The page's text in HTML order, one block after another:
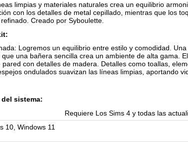
limpias y materiales naturales crea un equilibrio
con los detalles de metal cepillado, mientras que los
Creado por Syboulette.
Logremos un equilibrio entre estilo y comodidad.
una bañera sencilla crea un ambiente de alta gama.
con detalles de madera. Detalles como toallas,
ondulados suavizan las líneas limpias, aportando
sistema:
Requiere Los Sims 4 y todas las
10, Windows 11